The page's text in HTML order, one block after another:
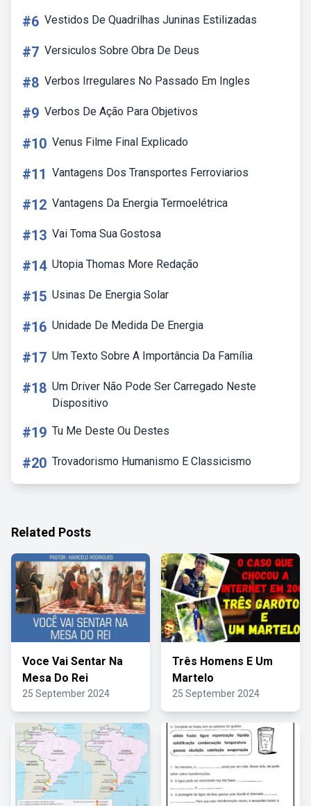
#6 Vestidos De Quadrilhas Juninas Estilizadas
#7 Versiculos Sobre Obra De Deus
#8 Verbos Irregulares No Passado Em Ingles
#9 Verbos De Ação Para Objetivos
#10 Venus Filme Final Explicado
#11 Vantagens Dos Transportes Ferroviarios
#12 Vantagens Da Energia Termoelétrica
#13 Vai Toma Sua Gostosa
#14 Utopia Thomas More Redação
#15 Usinas De Energia Solar
#16 Unidade De Medida De Energia
#17 Um Texto Sobre A Importância Da Família
#18 Um Driver Não Pode Ser Carregado Neste
Dispositivo
#19 Tu Me Deste Ou Destes
#20 Trovadorismo Humanismo E Classicismo
Related Posts
Voce Vai Sentar Na
Mesa Do Rei
25 September 2024
Três Homens E Um
Martelo
25 September 2024